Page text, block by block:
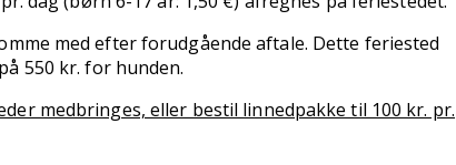
med efter forudgående aftale. Dette feriested
550 kr. for hunden.
medbringes, eller bestil linnedpakke til 100 kr. pr.